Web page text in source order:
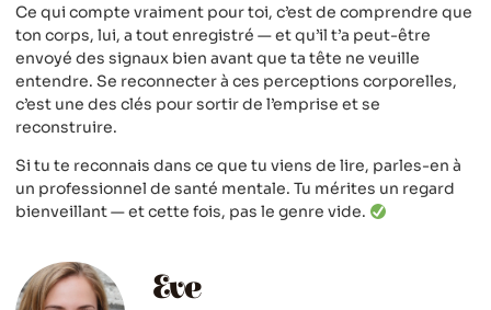
Ce qui compte vraiment pour toi, c’est de comprendre que
ton corps, lui, a tout enregistré — et qu’il t’a peut-être
envoyé des signaux bien avant que ta tête ne veuille
entendre. Se reconnecter à ces perceptions corporelles,
c’est une des clés pour sortir de l’emprise et se
reconstruire.
Si tu te reconnais dans ce que tu viens de lire, parles-en à
un professionnel de santé mentale. Tu mérites un regard
bienveillant — et cette fois, pas le genre vide.
Eve